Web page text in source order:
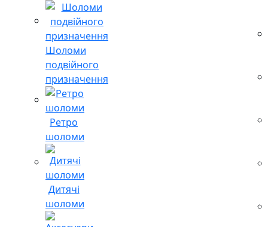
Шоломи
подвійного
призначення
Ретро
шоломи
Дитячі
шоломи